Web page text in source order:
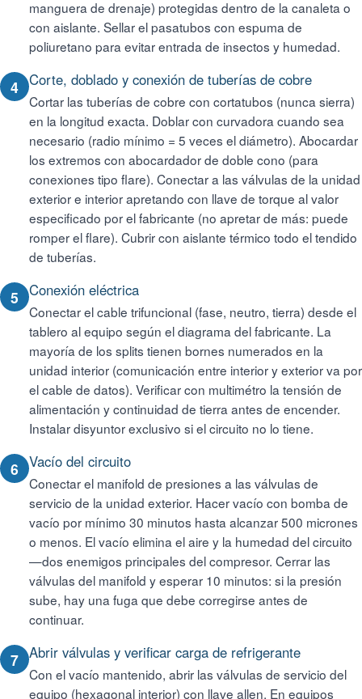
manguera de drenaje) protegidas dentro de la canaleta o
con aislante. Sellar el pasatubos con espuma de
poliuretano para evitar entrada de insectos y humedad.
4 Corte, doblado y conexión de tuberías de cobre
Cortar las tuberías de cobre con cortatubos (nunca sierra)
en la longitud exacta. Doblar con curvadora cuando sea
necesario (radio mínimo = 5 veces el diámetro). Abocardar
los extremos con abocardador de doble cono (para
conexiones tipo flare). Conectar a las válvulas de la unidad
exterior e interior apretando con llave de torque al valor
especificado por el fabricante (no apretar de más: puede
romper el flare). Cubrir con aislante térmico todo el tendido
de tuberías.
5 Conexión eléctrica
Conectar el cable trifuncional (fase, neutro, tierra) desde el
tablero al equipo según el diagrama del fabricante. La
mayoría de los splits tienen bornes numerados en la
unidad interior (comunicación entre interior y exterior va por
el cable de datos). Verificar con multimétro la tensión de
alimentación y continuidad de tierra antes de encender.
Instalar disyuntor exclusivo si el circuito no lo tiene.
6 Vacío del circuito
Conectar el manifold de presiones a las válvulas de
servicio de la unidad exterior. Hacer vacío con bomba de
vacío por mínimo 30 minutos hasta alcanzar 500 micrones
o menos. El vacío elimina el aire y la humedad del circuito
—dos enemigos principales del compresor. Cerrar las
válvulas del manifold y esperar 10 minutos: si la presión
sube, hay una fuga que debe corregirse antes de
continuar.
7 Abrir válvulas y verificar carga de refrigerante
Con el vacío mantenido, abrir las válvulas de servicio del
equipo (hexagonal interior) con llave allen. En equipos